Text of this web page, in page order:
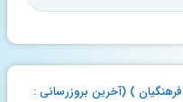
) (آخرین بروزرسانی :